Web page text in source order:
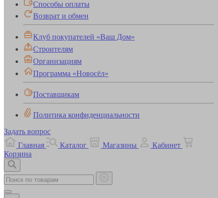
Способы оплаты
Возврат и обмен
Клуб покупателей «Ваш Дом»
Строителям
Организациям
Программа «Новосёл»
Поставщикам
Политика конфиденциальности
Задать вопрос
Главная
Каталог Магазины
Кабинет
Корзина